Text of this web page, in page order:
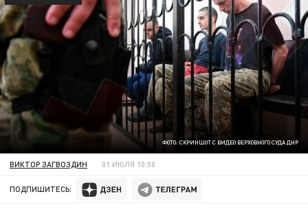
ФОТО: СКРИНШОТ С ВИДЕО ВЕРХОВНОГО СУДА ДНР
ВИКТОР ЗАГВОЗДИН 01 ИЮЛЯ 10:50
ПОДПИШИТЕСЬ: